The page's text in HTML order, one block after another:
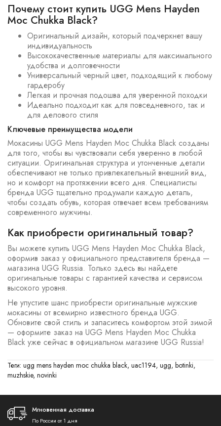
Почему стоит купить UGG Mens Hayden
Moc Chukka Black?
Оригинальный дизайн, который подчеркнет вашу
индивидуальность
Высококачественные материалы для максимального
удобства и долговечности
Универсальный черный цвет, подходящий к любому
гардеробу
Легкая и прочная подошва для уверенной походки
Идеально подходит как для повседневного, так и
для делового стиля
Ключевые преимущества модели
Мокасины UGG Mens Hayden Moc Chukka Black созданы
для того, чтобы вы чувствовали себя уверенно в любой
ситуации. Оригинальная структура и утонченные детали
обеспечивают не только привлекательный внешний вид,
но и комфорт на протяжении всего дня. Специалисты
бренда UGG тщательно продумали каждую деталь,
чтобы создать обувь, которая отвечает всем требованиям
современного мужчины.
Как приобрести оригинальный товар?
Вы можете купить UGG Mens Hayden Moc Chukka Black,
оформив заказ у официального представителя бренда —
магазина UGG Russia. Только здесь вы найдете
оригинальные товары с гарантией качества и сервисом
высокого уровня.
Не упустите шанс приобрести оригинальные мужские
мокасины от всемирно известного бренда UGG.
Обновите свой стиль и запаситесь комфортом этой зимой
— оформите заказ на UGG Mens Hayden Moc Chukka
Black уже сейчас в официальном магазине UGG Russia!
Теги: ugg mens hayden moc chukka black, uac1194, ugg, botinki,
muzhskie, novinki
Мгновенная доставка
По России от 1 дня